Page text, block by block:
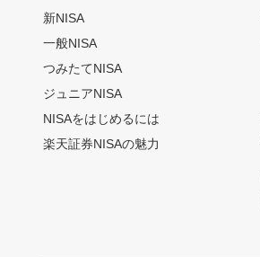
新NISA
一般NISA
つみたてNISA
ジュニアNISA
NISAをはじめるには
楽天証券NISAの魅力